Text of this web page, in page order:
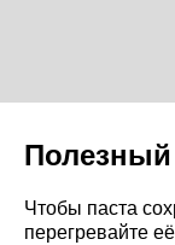
Полезный
Чтобы паста
перегревайте